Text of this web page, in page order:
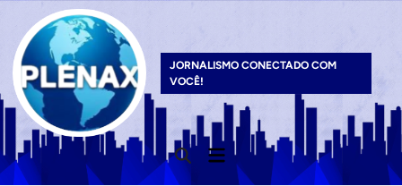
content
JORNALISMO CONECTADO COM
VOCÊ!
Open
Search
Main
Menu